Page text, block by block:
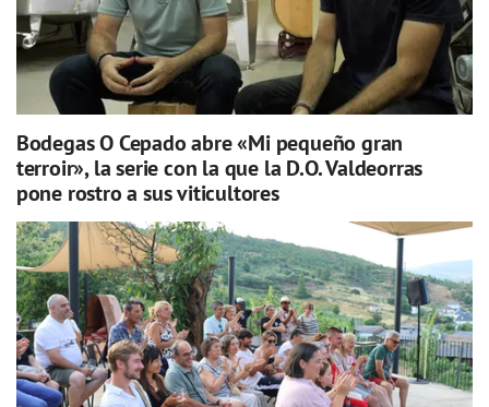
Bodegas O Cepado abre «Mi pequeño gran
terroir», la serie con la que la D.O. Valdeorras
pone rostro a sus viticultores